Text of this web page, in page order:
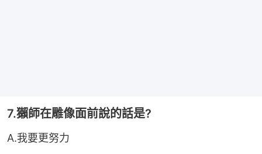
7.獺師在雕像面前說的話是?
A.我要更努力